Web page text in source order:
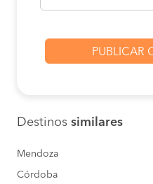
Destinos similares
Mendoza
Córdoba